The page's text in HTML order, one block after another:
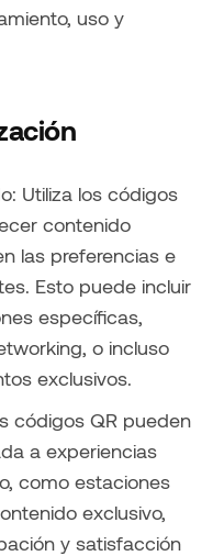
uso y
Utiliza los códigos
contenido
las preferencias e
Esto puede incluir
específicas,
o incluso
exclusivos.
códigos QR pueden
a experiencias
como estaciones
exclusivo,
y satisfacción